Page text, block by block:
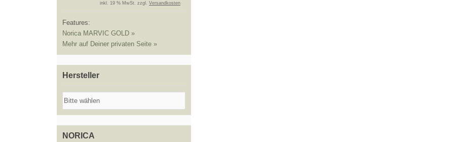
inkl. 19 % MwSt. zzgl. Versandkosten
Features:
Norica MARVIC GOLD »
Mehr auf Deiner privaten Seite »
Hersteller
NORICA